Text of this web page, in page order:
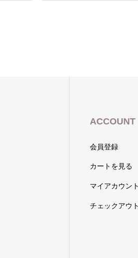
ACCOUNT
会員登録
カートを見る
マイアカウント
チェックアウ